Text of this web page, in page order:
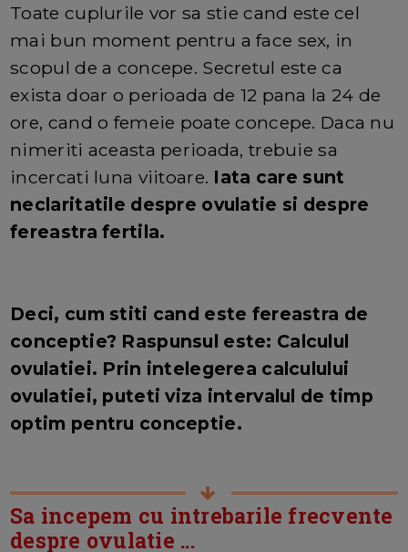
Toate cuplurile vor sa stie cand este cel
mai bun moment pentru a face sex, in
scopul de a concepe. Secretul este ca
exista doar o perioada de 12 pana la 24 de
ore, cand o femeie poate concepe. Daca nu
nimeriti aceasta perioada, trebuie sa
incercati luna viitoare. Iata care sunt
neclaritatile despre ovulatie si despre
fereastra fertila.
Deci, cum stiti cand este fereastra de
conceptie? Raspunsul este: Calculul
ovulatiei. Prin intelegerea calculului
ovulatiei, puteti viza intervalul de timp
optim pentru conceptie.
Sa incepem cu intrebarile frecvente
despre ovulatie ...